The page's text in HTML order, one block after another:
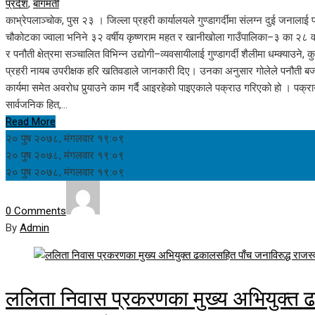
प्रदेश,बागमती
काभ्रेपलाञ्चोक, पुस २३ । जिल्ला प्रहरी कार्यालयले गुण्डागर्दीमा संलग्न दुई
चौकोटका ज्वाला भनिने ३२ वर्षीय कृष्णराम महत र खानीखोला गाउँपालिका–३ का
र पनौती क्षेत्रमा सञ्चालित विभिन्न उद्योगी–व्यवसायीलाई गुण्डागर्दी शैलीमा
प्रहरी नायब उपरीक्षक हरि खतिवडाले जानकारी दिए। उनका अनुसार गोलेले पनौती
कार्यमा समेत अवरोध पुर्‍याउने काम गर्दै आइरहेको पाइएकाले पक्राउ गरिएको हो ।
सार्वजनिक हित,…
Read More
२० पुष २०७८, मंगलवार १९:०९
२० पुष २०७८, मंगलवार १९:०९
२० पुष २०७८, मंगलवार १९:०९
0 Comments
By Admin
ललिता निवास प्रकरणका मुख्य अभियुक्त